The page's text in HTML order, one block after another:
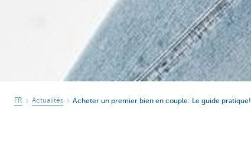
FR Actualités Acheter un premier bien en couple: Le guide pratique!